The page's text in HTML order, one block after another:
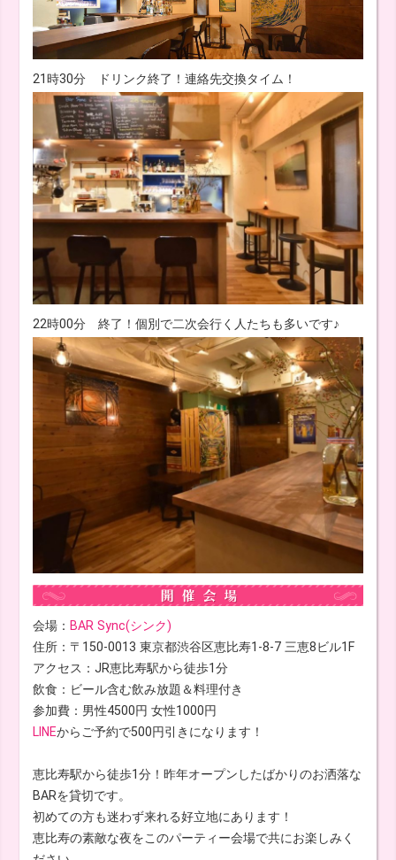
21時30分 ドリンク終了！連絡先交換タイム！
22時00分 終了！個別で二次会行く人たちも多いです♪
会場： BAR Sync(シンク)
住所：〒150-0013 東京都渋谷区恵比寿1-8-7 三恵8ビル1F
アクセス：JR恵比寿駅から徒歩1分
飲食：ビール含む飲み放題＆料理付き
参加費：男性4500円 女性1000円
LINEからご予約で500円引きになります！
恵比寿駅から徒歩1分！昨年オープンしたばかりのお洒落な
BARを貸切です。
初めての方も迷わず来れる好立地にあります！
恵比寿の素敵な夜をこのパーティー会場で共にお楽しみく